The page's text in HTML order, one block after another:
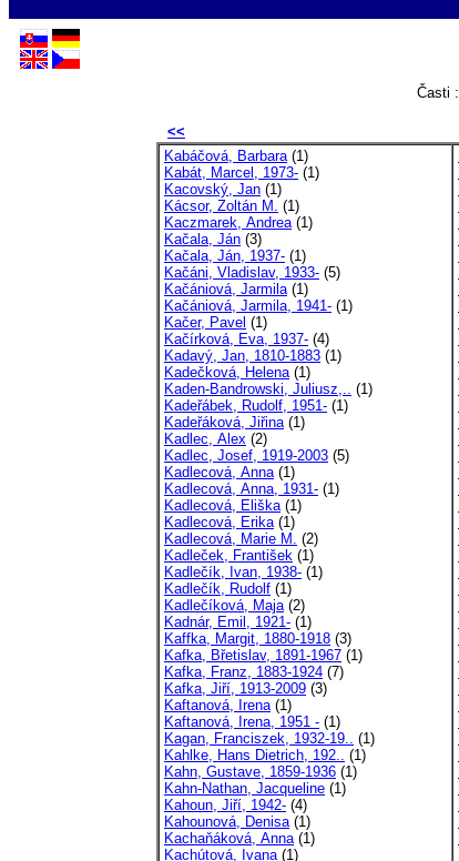
Časti :
<<
Kabáčová, Barbara(1)
Kabát, Marcel, 1973- (1)
Kacovský, Jan (1)
Kácsor, Zoltán M. (1)
Kaczmarek, Andrea(1)
Kačala, Ján (3)
Kačala, Ján, 1937- (1)
Kačáni, Vladislav, 1933- (5)
Kačániová, Jarmila(1)
Kačániová, Jarmila, 1941- (1)
Kačer, Pavel (1)
Kačírková, Eva, 1937- (4)
Kadavý, Jan, 1810-1883 (1)
Kadečková, Helena(1)
Kaden-Bandrowski, Juliusz,.. (1)
Kadeřábek, Rudolf, 1951- (1)
Kadeřáková, Jiřina(1)
Kadlec, Alex (2)
Kadlec, Josef, 1919-2003 (5)
Kadlecová, Anna(1)
Kadlecová, Anna, 1931- (1)
Kadlecová, Eliška(1)
Kadlecová, Erika(1)
Kadlecová, Marie M. (2)
Kadleček, František (1)
Kadlečík, Ivan, 1938- (1)
Kadlečík, Rudolf (1)
Kadlečíková, Maja(2)
Kadnár, Emil, 1921- (1)
Kaffka, Margit, 1880-1918 (3)
Kafka, Břetislav, 1891-1967 (1)
Kafka, Franz, 1883-1924 (7)
Kafka, Jiří, 1913-2009 (3)
Kaftanová, Irena(1)
Kaftanová, Irena, 1951 - (1)
Kagan, Franciszek, 1932-19.. (1)
Kahlke, Hans Dietrich, 192.. (1)
Kahn, Gustave, 1859-1936 (1)
Kahn-Nathan, Jacqueline (1)
Kahoun, Jiří, 1942- (4)
Kahounová, Denisa(1)
Kachaňáková, Anna(1)
Kachútová, Ivana(1)